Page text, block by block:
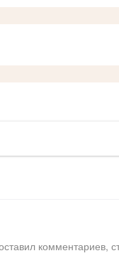
комментариев,